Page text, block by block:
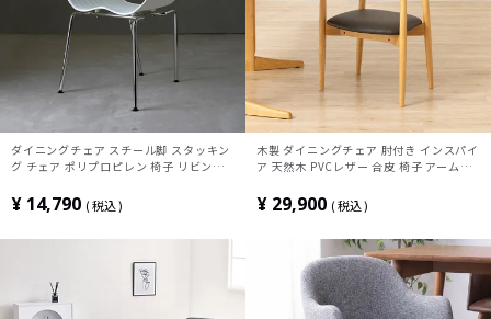
ダイニングチェア スチール脚 スタッキン
グ チェア ポリプロピレン 椅子 リビング
れ シンプル モダン 白 ホワイト
¥ 14,790 税込
木製 ダイニングチェア 肘付き インスパイ
ア 天然木 PVCレザー 合皮 椅子 アームチ
欧 ナチュラル ブラウン 完成品
¥ 29,900 税込